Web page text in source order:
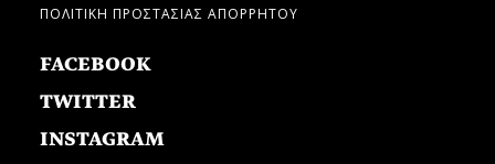
ΠΟΛΙΤΙΚΗ ΠΡΟΣΤΑΣΙΑΣ ΑΠΟΡΡΗΤΟΥ
FACEBOOK
TWITTER
INSTAGRAM